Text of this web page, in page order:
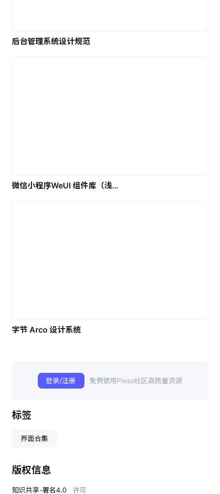
后台管理系统设计规范
微信小程序WeUI 组件库（浅色）| 免费UI设计素材
字节 Arco 设计系统
登录/注册 免费使用Pixso社区高质量资源
标签
界面合集
版权信息
知识共享-署名4.0 许可